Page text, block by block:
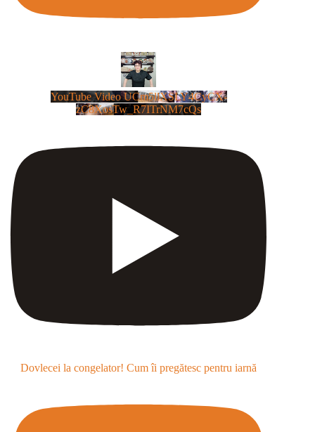
YouTube Video UCm5llXSLY4CyCX-
zC8XosTw_R7ITrNM7cQs
Dovlecei la congelator! Cum îi pregătesc pentru iarnă